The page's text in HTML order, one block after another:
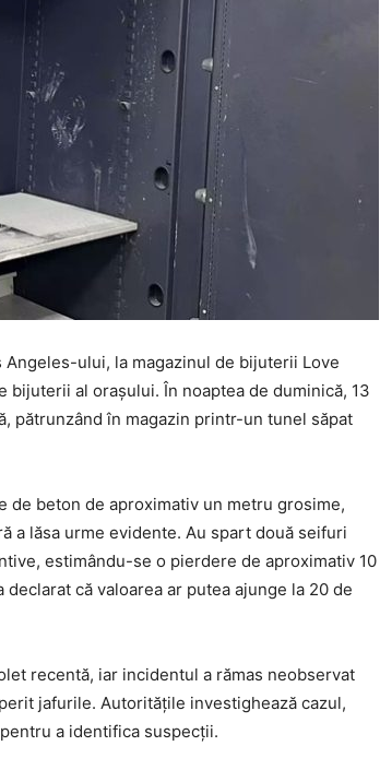
ului, la magazinul de bijuterii Love
al orașului. În noaptea de duminică, 13
pătrunzând în magazin printr-un tunel săpat
beton de aproximativ un metru grosime,
a lăsa urme evidente. Au spart două seifuri
estimându-se o pierdere de aproximativ 10
că valoarea ar putea ajunge la 20 de
recentă, iar incidentul a rămas neobservat
jafurile. Autoritățile investighează cazul,
a identifica suspecții.